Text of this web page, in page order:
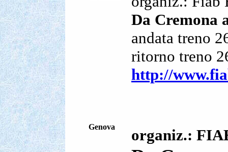
Da Cremona
andata treno
ritorno treno
http://
Genova organiz.: